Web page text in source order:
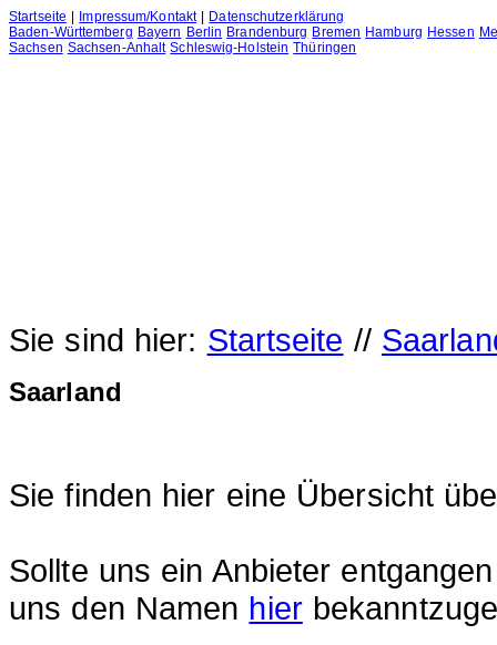
Startseite Impressum/Kontakt|
Datenschutzerklärung
Baden-Württemberg Bayern Berlin Brandenburg Bremen Hamburg Hessen
Sachsen Sachsen-Anhalt Schleswig-Holstein Thüringen
Sie sind hier: Startseite //
Saarland
Sie finden hier eine Übersicht
Sollte uns ein Anbieter
uns den Namen hier